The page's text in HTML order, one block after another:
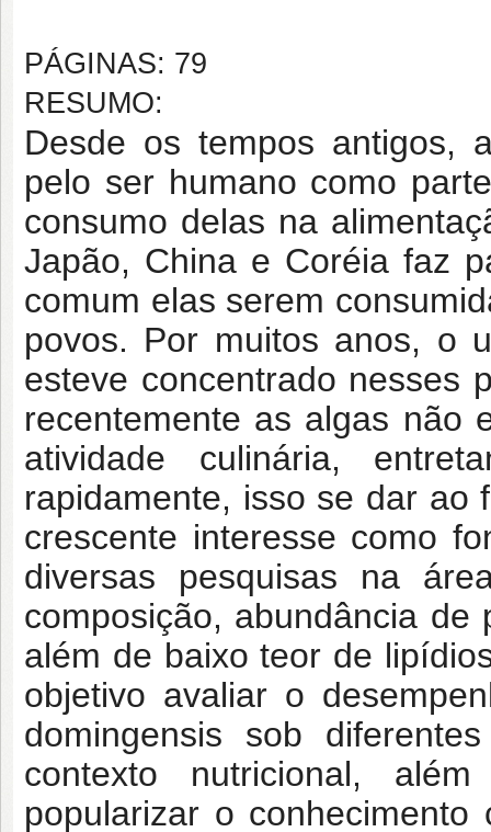
PÁGINAS: 79
RESUMO:
Desde os tempos antigos,
pelo ser humano como
consumo delas na
Japão, China e Coréia faz
comum elas serem
povos. Por muitos anos, o
esteve concentrado nesses
recentemente as algas não
atividade culinária,
rapidamente, isso se dar ao
crescente interesse como
diversas pesquisas na
composição, abundância
além de baixo teor de
objetivo avaliar o
domingensis sob
contexto nutricional,
popularizar o